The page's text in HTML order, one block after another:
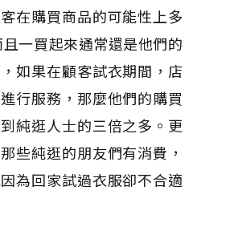
在購買商品的可能性上多
一買起來通常還是他們的
如果在顧客試衣期間，店
行服務，那麼他們的購買
純逛人士的三倍之多。更
些純逛的朋友們有消費，
為回家試過衣服卻不合適